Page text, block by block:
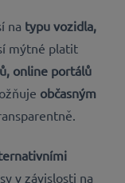
na typu vozidla,
mýtné platit
online portálů
občasným
v závislosti na